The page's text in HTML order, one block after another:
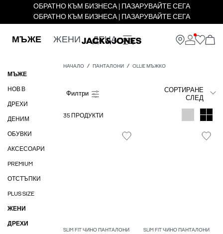
ОБРАТНО КЪМ БИЗНЕСА | ПАЗАРУВАЙТЕ СЕГА
ОБРАТНО КЪМ БИЗНЕСА | ПАЗАРУВАЙТЕ СЕГА
МЪЖЕ ЖЕНИ ДЕЦА
МЪЖЕ
НОВ В
ДРЕХИ
ДЕНИМ
ОБУВКИ
АКСЕСОАРИ
PREMIUM
ОТСТЪПКИ
PLUS SIZE
ЖЕНИ
ДРЕХИ
НАЧАЛО ПАНТАЛОНИ OLLIE МЪЖКО
СОРТИРАНЕ
СЛЕД
35 ПРОДУКТИ
SLIM FIT ЧИНО ПАНТАЛОНИ SLIM FIT ЧИНО ПАНТАЛОНИ